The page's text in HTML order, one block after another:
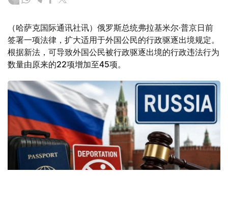
（哈萨克国际通讯社讯）俄罗斯总统弗拉基米尔·普京日前
签署一项法律，扩大适用于外国公民的行政驱逐出境规定。
根据新法，可导致外国公民被行政驱逐出境的行政违法行为
数量由原来的22项增加至45项。